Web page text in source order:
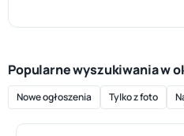
Popularne wyszukiwania w
Nowe ogłoszenia Tylko z foto